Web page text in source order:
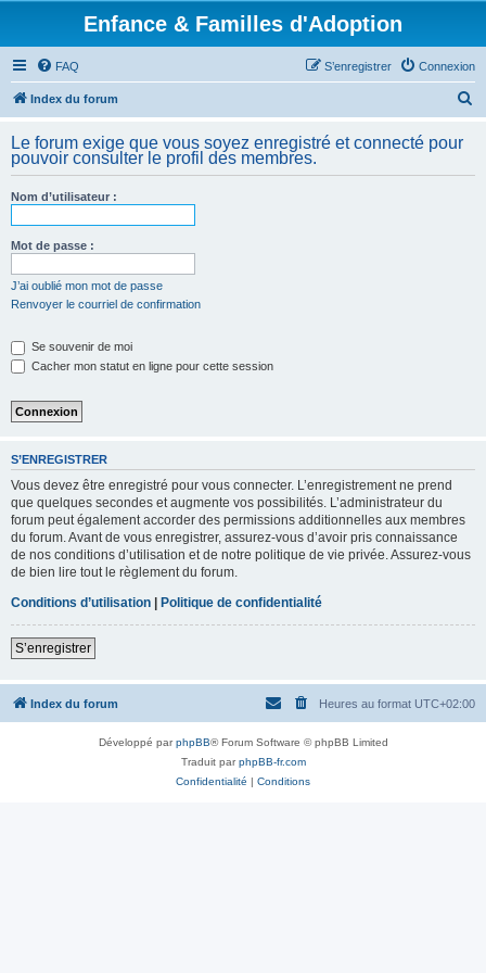
Enfance & Familles d'Adoption
FAQ Connexion
S’enregistrer
Index du forum
h
Le forum exige que vous soyez enregistré et connecté pour
pouvoir consulter le profil des membres.
Nom d’utilisateur :
Mot de passe :
J’ai oublié mon mot de passe
Renvoyer le courriel de confirmation
Se souvenir de moi
Cacher mon statut en ligne pour cette session
S’ENREGISTRER
Vous devez être enregistré pour vous connecter. L’enregistrement ne prend
que quelques secondes et augmente vos possibilités. L’administrateur du
forum peut également accorder des permissions additionnelles aux membres
du forum. Avant de vous enregistrer, assurez-vous d’avoir pris connaissance
de nos conditions d’utilisation et de notre politique de vie privée. Assurez-vous
de bien lire tout le règlement du forum.
Conditions d’utilisation | Politique de confidentialité
S’enregistrer
Index du forum Heures au format UTC+02:00
Développé parphpBB® Forum Software © phpBB Limited
Traduit parphpBB-fr.com
Confidentialité | Conditions